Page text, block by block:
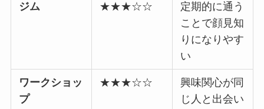
ジム ★★★☆☆
定期的に通う
ことで顔見知
りになりやす
い
ワークショッ
プ
★★★☆☆
興味関心が同
じ人と出会い